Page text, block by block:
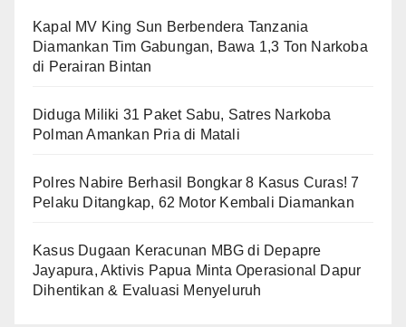
Kapal MV King Sun Berbendera Tanzania
Diamankan Tim Gabungan, Bawa 1,3 Ton Narkoba
di Perairan Bintan
Diduga Miliki 31 Paket Sabu, Satres Narkoba
Polman Amankan Pria di Matali
Polres Nabire Berhasil Bongkar 8 Kasus Curas! 7
Pelaku Ditangkap, 62 Motor Kembali Diamankan
Kasus Dugaan Keracunan MBG di Depapre
Jayapura, Aktivis Papua Minta Operasional Dapur
Dihentikan & Evaluasi Menyeluruh